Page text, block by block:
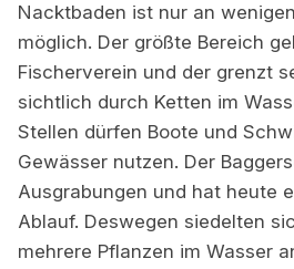
Nacktbaden ist nur an
möglich. Der größte Bereich
Fischerverein und der grenzt
sichtlich durch Ketten im
Stellen dürfen Boote und
Gewässer nutzen. Der
Ausgrabungen und hat heute
Ablauf. Deswegen siedelten
mehrere Pflanzen im Wasser